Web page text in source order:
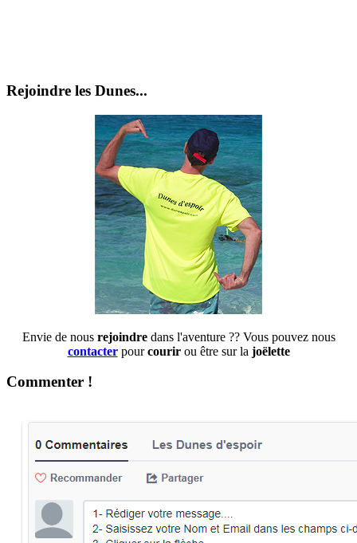
Rejoindre les Dunes...
Envie de nous rejoindre dans l'aventure ?? Vous pouvez nous
contacterpourcourir ou être sur la joëlette
Commenter !